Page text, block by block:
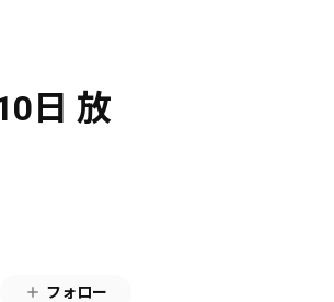
日 放
フォロー